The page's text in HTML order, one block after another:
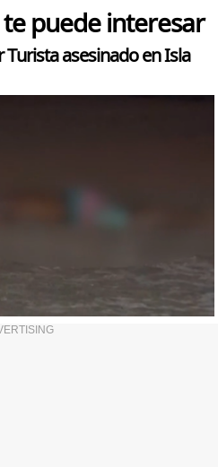
puede interesar
asesinado en Isla